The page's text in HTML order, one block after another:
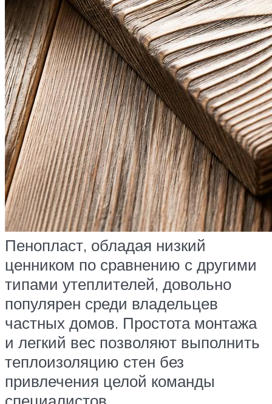
Пенопласт, обладая низкий
ценником по сравнению с другими
типами утеплителей, довольно
популярен среди владельцев
частных домов. Простота монтажа
и легкий вес позволяют выполнить
теплоизоляцию стен без
привлечения целой команды